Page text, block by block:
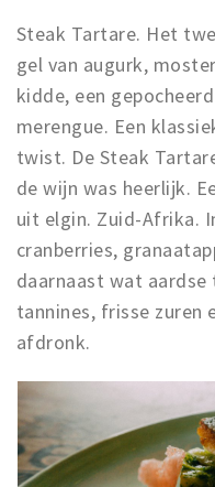
Steak Tartare. Het
gel van augurk,
kidde, een
merengue. Een
twist. De Steak
de wijn was heerlijk.
uit elgin. Zuid-Afrika.
cranberries,
daarnaast wat
tannines, frisse zuren
afdronk.